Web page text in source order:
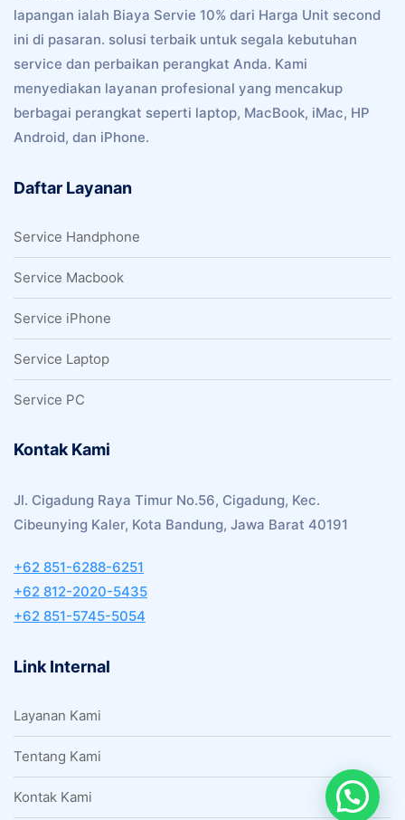
lapangan ialah Biaya Servie 10% dari Harga Unit second
ini di pasaran. solusi terbaik untuk segala kebutuhan
service dan perbaikan perangkat Anda. Kami
menyediakan layanan profesional yang mencakup
berbagai perangkat seperti laptop, MacBook, iMac, HP
Android, dan iPhone.
Daftar Layanan
Service Handphone
Service Macbook
Service iPhone
Service Laptop
Service PC
Kontak Kami
Jl. Cigadung Raya Timur No.56, Cigadung, Kec.
Cibeunying Kaler, Kota Bandung, Jawa Barat 40191
+62 851-6288-6251
+62 812-2020-5435
+62 851-5745-5054
Link Internal
Layanan Kami
Tentang Kami
Kontak Kami